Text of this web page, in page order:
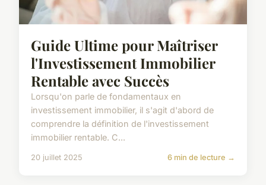
Guide Ultime pour Maîtriser
l'Investissement Immobilier
Rentable avec Succès
Lorsqu'on parle de fondamentaux en
investissement immobilier, il s'agit d'abord de
comprendre la définition de l'investissement
immobilier rentable. C...
20 juillet 2025 6 min de lecture →